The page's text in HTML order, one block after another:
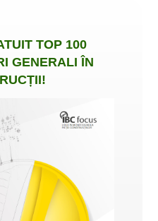
TOP 100
GENERALI ÎN
!